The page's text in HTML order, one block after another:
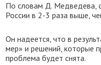
По словам Д. Медведева,
России в 2-3 раза выше,
Он надеется, что в
мер» и решений, которые
проблема будет снята.